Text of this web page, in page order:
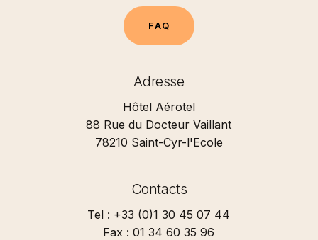
FAQ
Adresse
Hôtel Aérotel
88 Rue du Docteur Vaillant
78210 Saint-Cyr-l'Ecole
Contacts
Tel : +33 (0)1 30 45 07 44
Fax : 01 34 60 35 96